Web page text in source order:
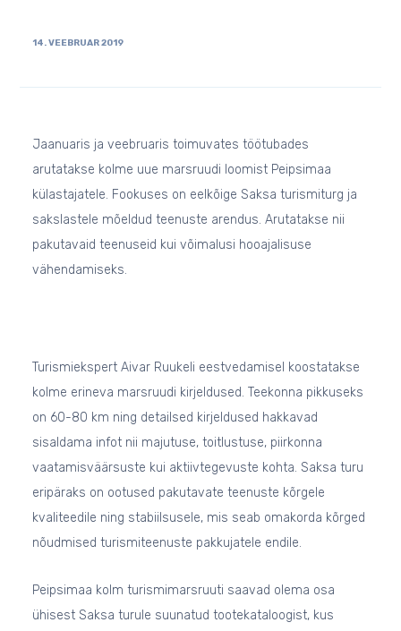
14. VEEBRUAR 2019
Jaanuaris ja veebruaris toimuvates töötubades
arutatakse kolme uue marsruudi loomist Peipsimaa
külastajatele. Fookuses on eelkõige Saksa turismiturg ja
sakslastele mõeldud teenuste arendus. Arutatakse nii
pakutavaid teenuseid kui võimalusi hooajalisuse
vähendamiseks.
Turismiekspert Aivar Ruukeli eestvedamisel koostatakse
kolme erineva marsruudi kirjeldused. Teekonna pikkuseks
on 60-80 km ning detailsed kirjeldused hakkavad
sisaldama infot nii majutuse, toitlustuse, piirkonna
vaatamisväärsuste kui aktiivtegevuste kohta. Saksa turu
eripäraks on ootused pakutavate teenuste kõrgele
kvaliteedile ning stabiilsusele, mis seab omakorda kõrged
nõudmised turismiteenuste pakkujatele endile.
Peipsimaa kolm turismimarsruuti saavad olema osa
ühisest Saksa turule suunatud tootekataloogist, kus